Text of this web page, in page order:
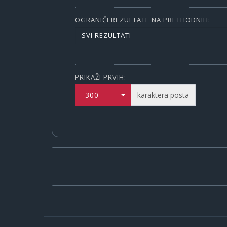
OGRANIČI REZULTATE NA PRETHODNIH:
SVI REZULTATI
PRIKAŽI PRVIH:
300 karaktera posta